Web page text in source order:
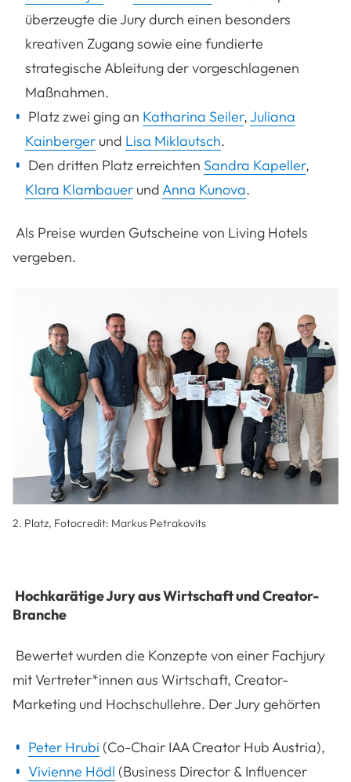
überzeugte die Jury durch einen besonders
kreativen Zugang sowie eine fundierte
strategische Ableitung der vorgeschlagenen
Maßnahmen.
Platz zwei ging an Katharina Seiler,Juliana
Kainberger und Lisa Miklautsch.
Den dritten Platz erreichten Sandra Kapeller,
Klara Klambauer undAnna Kunova.
Als Preise wurden Gutscheine von Living Hotels
vergeben.
2. Platz, Fotocredit: Markus Petrakovits
Hochkarätige Jury aus Wirtschaft und Creator-
Branche
Bewertet wurden die Konzepte von einer Fachjury
mit Vertreter*innen aus Wirtschaft, Creator-
Marketing und Hochschullehre. Der Jury gehörten
Peter Hrubi (Co-Chair IAA Creator Hub Austria),
Vivienne Hödl (Business Director & Influencer